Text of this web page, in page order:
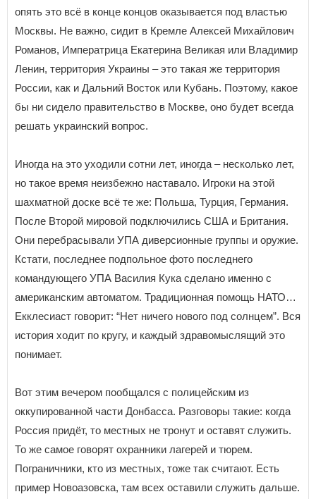
опять это всё в конце концов оказывается под властью
Москвы. Не важно, сидит в Кремле Алексей Михайлович
Романов, Императрица Екатерина Великая или Владимир
Ленин, территория Украины – это такая же территория
России, как и Дальний Восток или Кубань. Поэтому, какое
бы ни сидело правительство в Москве, оно будет всегда
решать украинский вопрос.
Иногда на это уходили сотни лет, иногда – несколько лет,
но такое время неизбежно наставало. Игроки на этой
шахматной доске всё те же: Польша, Турция, Германия.
После Второй мировой подключились США и Британия.
Они перебрасывали УПА диверсионные группы и оружие.
Кстати, последнее подпольное фото последнего
командующего УПА Василия Кука сделано именно с
американским автоматом. Традиционная помощь НАТО…
Екклесиаст говорит: “Нет ничего нового под солнцем”. Вся
история ходит по кругу, и каждый здравомыслящий это
понимает.
Вот этим вечером пообщался с полицейским из
оккупированной части Донбасса. Разговоры такие: когда
Россия придёт, то местных не тронут и оставят служить.
То же самое говорят охранники лагерей и тюрем.
Пограничники, кто из местных, тоже так считают. Есть
пример Новоазовска, там всех оставили служить дальше.